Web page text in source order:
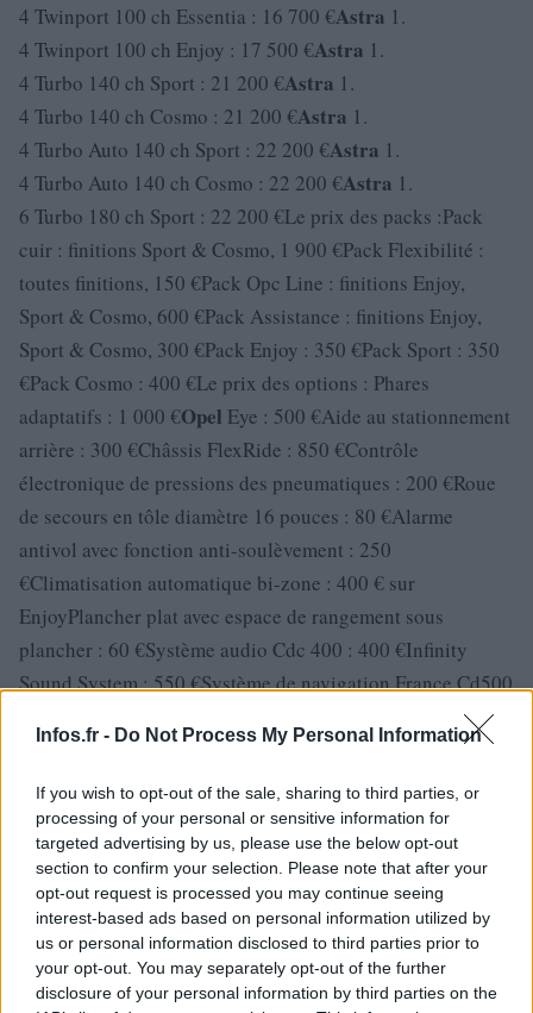
Infos.fr - Do Not Process My Personal Information
If you wish to opt-out of the sale, sharing to third parties, or
processing of your personal or sensitive information for
targeted advertising by us, please use the below opt-out
section to confirm your selection. Please note that after your
opt-out request is processed you may continue seeing
interest-based ads based on personal information utilized by
us or personal information disclosed to third parties prior to
your opt-out. You may separately opt-out of the further
disclosure of your personal information by third parties on the
4 Twinport 100 ch Essentia : 16 700 €Astra 1.
4 Twinport 100 ch Enjoy : 17 500 €Astra 1.
4 Turbo 140 ch Sport : 21 200 €Astra 1.
4 Turbo 140 ch Cosmo : 21 200 €Astra 1.
4 Turbo Auto 140 ch Sport : 22 200 €Astra 1.
4 Turbo Auto 140 ch Cosmo : 22 200 €Astra 1.
6 Turbo 180 ch Sport : 22 200 €Le prix des packs :Pack
cuir : finitions Sport & Cosmo, 1 900 €Pack Flexibilité :
toutes finitions, 150 €Pack Opc Line : finitions Enjoy,
Sport & Cosmo, 600 €Pack Assistance : finitions Enjoy,
Sport & Cosmo, 300 €Pack Enjoy : 350 €Pack Sport : 350
€Pack Cosmo : 400 €Le prix des options : Phares
adaptatifs : 1 000 €Opel Eye : 500 €Aide au stationnement
arrière : 300 €Châssis FlexRide : 850 €Contrôle
électronique de pressions des pneumatiques : 200 €Roue
de secours en tôle diamètre 16 pouces : 80 €Alarme
antivol avec fonction anti-soulèvement : 250
€Climatisation automatique bi-zone : 400 € sur
EnjoyPlancher plat avec espace de rangement sous
plancher : 60 €Système audio Cdc 400 : 400 €Infinity
Sound System : 550 €Système de navigation France Cd500
Navi : 700 €Système de navigation Europe Dvd800 Navi :
900 €Interface audio Usb : 250 €Pré-équipement
BlueTooth : 350 €Peinture métallisée : 480
€Antibrouillards avant : 150 €Toit ouvrant électrique vitré
: 900 €Attelage démontable : 550 €Système FlexFix : 550
€Jantes alliage 17″ : 600 € sur EnjoyJantes alliage 18″ sur
Cosmo : 350 €Jantes alliage 19″ : 700 € sur Sport